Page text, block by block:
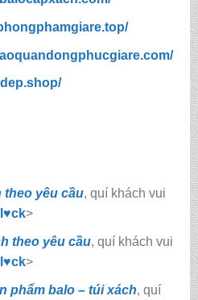
theo yêu cầu, quí khách vui
>
theo yêu cầu, quí khách vui
>
phẩm balo – túi xách, quí